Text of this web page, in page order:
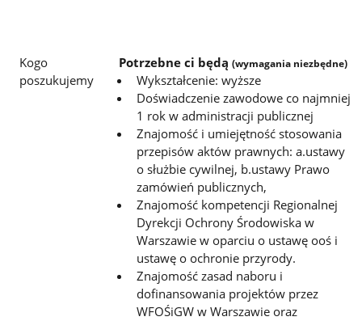
Kogo
poszukujemy
Potrzebne ci będą(wymagania niezbędne)
Wykształcenie: wyższe
Doświadczenie zawodowe co najmniej
1 rok w administracji publicznej
Znajomość i umiejętność stosowania
przepisów aktów prawnych: a.ustawy
o służbie cywilnej, b.ustawy Prawo
zamówień publicznych,
Znajomość kompetencji Regionalnej
Dyrekcji Ochrony Środowiska w
Warszawie w oparciu o ustawę ooś i
ustawę o ochronie przyrody.
Znajomość zasad naboru i
dofinansowania projektów przez
WFOŚiGW w Warszawie oraz